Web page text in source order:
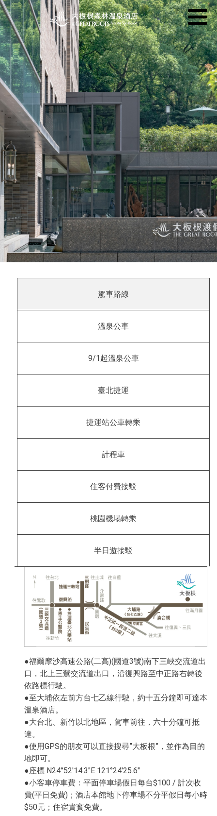
駕車路線
溫泉公車
9/1起溫泉公車
臺北捷運
捷運站公車轉乘
計程車
住客付費接駁
桃園機場轉乘
半日遊接駁
●福爾摩沙高速公路(二高)(國道3號)南下三峽交流道出
口，北上三鶯交流道出口，沿復興路至中正路右轉後
依路標行駛。
●至大埔依左前方台七乙線行駛，約十五分鐘即可達本
溫泉酒店。
●大台北、新竹以北地區，駕車前往，六十分鐘可抵
達。
●使用GPS的朋友可以直接搜尋”大板根”，並作為目的
地即可。
●座標 N24°52'14.3″E 121°24'25.6″
●小客車停車費：平面停車場假日每台$100 / 計次收
費(平日免費)；酒店本館地下停車場不分平假日每小時
$50元；住宿貴賓免費。